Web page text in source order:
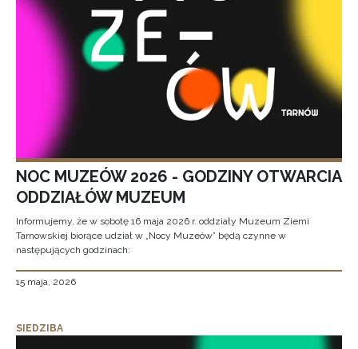
NOC MUZEÓW 2026 - GODZINY OTWARCIA
ODDZIAŁÓW MUZEUM
Informujemy, że w sobotę 16 maja 2026 r. oddziały Muzeum Ziemi
Tarnowskiej biorące udział w „Nocy Muzeów” będą czynne w
następujących godzinach:
15 maja, 2026
SIEDZIBA